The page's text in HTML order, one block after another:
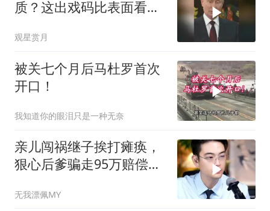
质？这出戏码比表面看起
观星赏月
被关七个月后马杜罗首次
开口！
我知道你的眼泪只是一种无奈
亲儿闯祸继子挨打瘫痪，
狠心后爹骗走95万赔偿金
无我漂佩MY